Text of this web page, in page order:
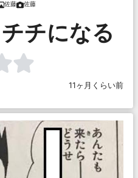
佐藤 佐藤
チになる
11ヶ月くらい前